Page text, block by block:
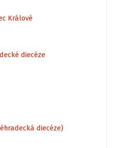
Králové
diecéze
diecéze)